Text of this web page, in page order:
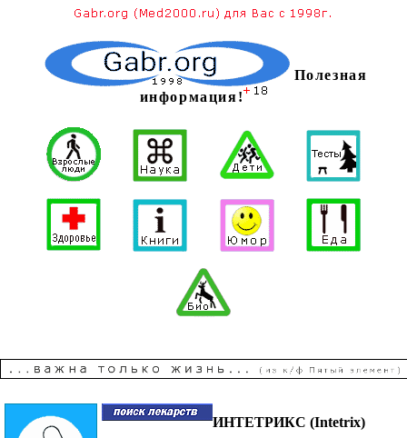
Полезная
информация!
ИНТЕТРИКС (Intetrix)